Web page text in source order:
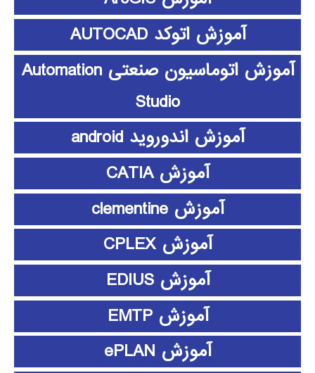
آموزش اتوکد AUTOCAD
آموزش اتوماسیون صنعتی Automation
Studio
آموزش اندوروید android
آموزش CATIA
آموزش clementine
آموزش CPLEX
آموزش EDIUS
آموزش EMTP
آموزش ePLAN